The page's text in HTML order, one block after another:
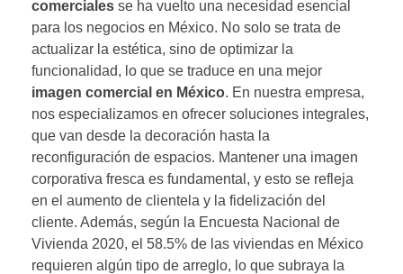
comerciales se ha vuelto una necesidad esencial
para los negocios en México. No solo se trata de
actualizar la estética, sino de optimizar la
funcionalidad, lo que se traduce en una mejor
imagen comercial en México. En nuestra empresa,
nos especializamos en ofrecer soluciones integrales,
que van desde la decoración hasta la
reconfiguración de espacios. Mantener una imagen
corporativa fresca es fundamental, y esto se refleja
en el aumento de clientela y la fidelización del
cliente. Además, según la Encuesta Nacional de
Vivienda 2020, el 58.5% de las viviendas en México
requieren algún tipo de arreglo, lo que subraya la